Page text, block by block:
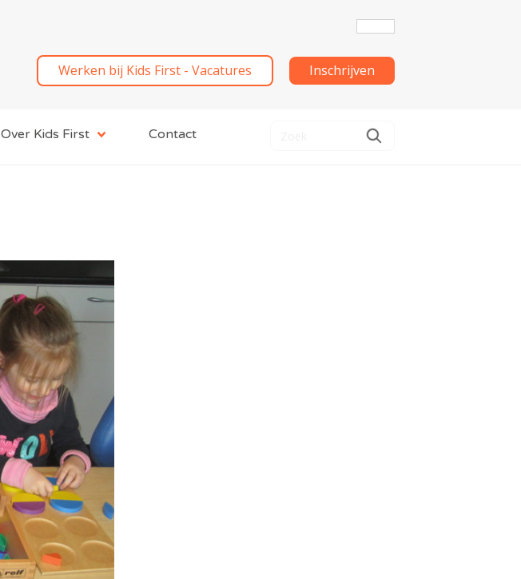
Werken bij Kids First - Vacatures Inschrijven
Over Kids First Contact